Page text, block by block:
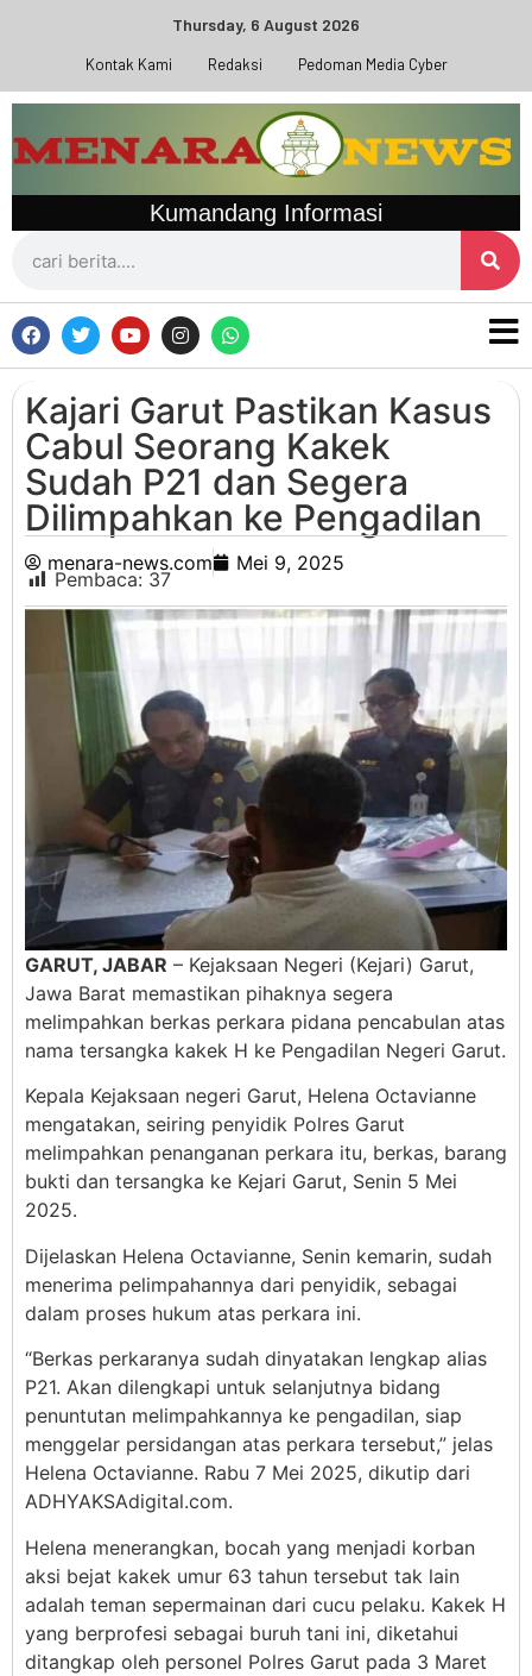
Thursday, 6 August 2026
Kontak Kami Redaksi Pedoman Media Cyber
Kumandang Informasi
Kajari Garut Pastikan Kasus
Cabul Seorang Kakek
Sudah P21 dan Segera
Dilimpahkan ke Pengadilan
menara-news.com Mei 9, 2025
Pembaca: 37
GARUT, JABAR – Kejaksaan Negeri (Kejari) Garut,
Jawa Barat memastikan pihaknya segera
melimpahkan berkas perkara pidana pencabulan atas
nama tersangka kakek H ke Pengadilan Negeri Garut.
Kepala Kejaksaan negeri Garut, Helena Octavianne
mengatakan, seiring penyidik Polres Garut
melimpahkan penanganan perkara itu, berkas, barang
bukti dan tersangka ke Kejari Garut, Senin 5 Mei
2025.
Dijelaskan Helena Octavianne, Senin kemarin, sudah
menerima pelimpahannya dari penyidik, sebagai
dalam proses hukum atas perkara ini.
“Berkas perkaranya sudah dinyatakan lengkap alias
P21. Akan dilengkapi untuk selanjutnya bidang
penuntutan melimpahkannya ke pengadilan, siap
menggelar persidangan atas perkara tersebut,” jelas
Helena Octavianne. Rabu 7 Mei 2025, dikutip dari
ADHYAKSAdigital.com.
Helena menerangkan, bocah yang menjadi korban
aksi bejat kakek umur 63 tahun tersebut tak lain
adalah teman sepermainan dari cucu pelaku. Kakek H
yang berprofesi sebagai buruh tani ini, diketahui
ditangkap oleh personel Polres Garut pada 3 Maret